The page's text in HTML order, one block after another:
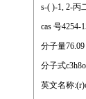
s-( )-1, 2-丙
cas 号4254-
分子量76.09
分子式
英文名称